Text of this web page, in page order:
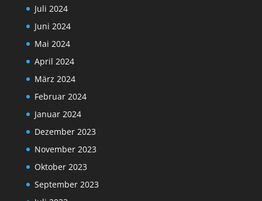
Juli 2024
Juni 2024
Mai 2024
April 2024
März 2024
Februar 2024
Januar 2024
Dezember 2023
November 2023
Oktober 2023
September 2023